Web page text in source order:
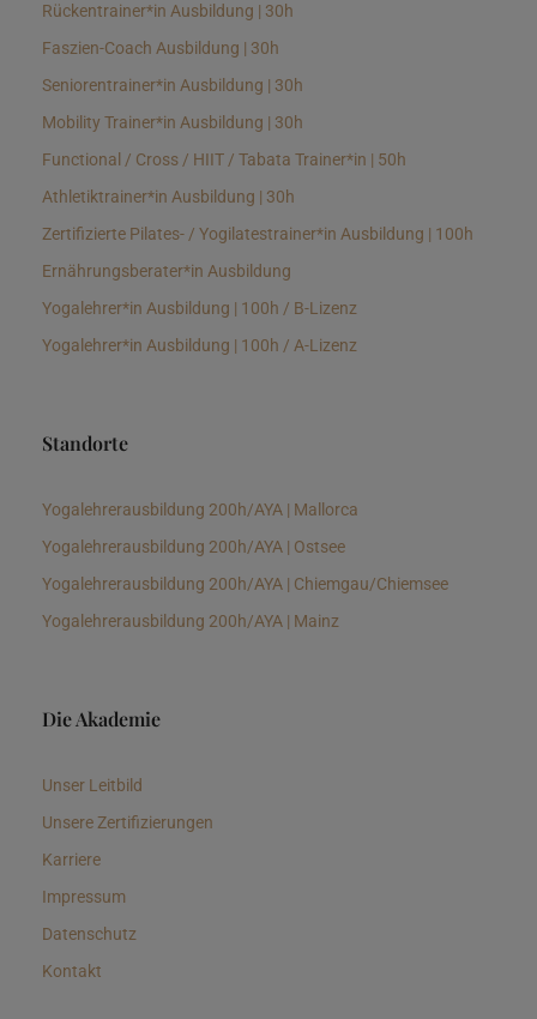
Rückentrainer*in Ausbildung | 30h
Faszien-Coach Ausbildung | 30h
Seniorentrainer*in Ausbildung | 30h
Mobility Trainer*in Ausbildung | 30h
Functional / Cross / HIIT / Tabata Trainer*in | 50h
Athletiktrainer*in Ausbildung | 30h
Zertifizierte Pilates- / Yogilatestrainer*in Ausbildung | 100h
Ernährungsberater*in Ausbildung
Yogalehrer*in Ausbildung | 100h / B-Lizenz
Yogalehrer*in Ausbildung | 100h / A-Lizenz
Standorte
Yogalehrerausbildung 200h/AYA | Mallorca
Yogalehrerausbildung 200h/AYA | Ostsee
Yogalehrerausbildung 200h/AYA | Chiemgau/Chiemsee
Yogalehrerausbildung 200h/AYA | Mainz
Die Akademie
Unser Leitbild
Unsere Zertifizierungen
Karriere
Impressum
Datenschutz
Kontakt